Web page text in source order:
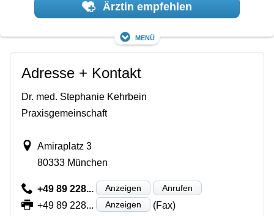
Ärztin empfehlen
Menü
Adresse + Kontakt
Dr. med. Stephanie Kehrbein
Praxisgemeinschaft
Amiraplatz 3
80333 München
+49 89 228... Anzeigen Anrufen
+49 89 228... Anzeigen (Fax)